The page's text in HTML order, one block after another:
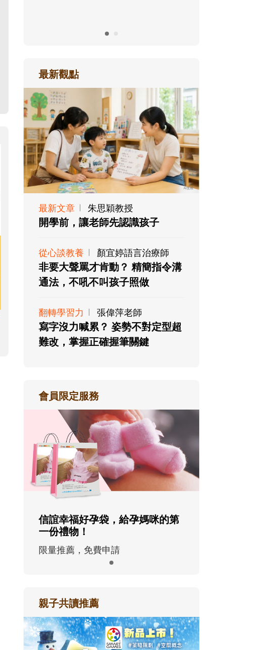
最新觀點
最新文章 朱思穎教授
開學前，讓老師先認識孩子
從心談教養 顏宜婷語言治療師
非要大聲罵才肯動？ 精簡指令溝
通法，不吼不叫孩子照做
翻轉學習力 張偉萍老師
寫字沒力喊累？ 姿勢不對定型超
難改，掌握正確握筆關鍵
會員限定服務
信誼幸福好孕袋，給孕媽咪的第
一份禮物！
限量推薦，免費申請
親子共讀推薦